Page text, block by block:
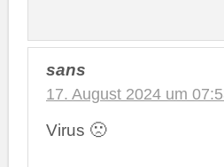
sans
17. August 2024 um
Virus 🙁